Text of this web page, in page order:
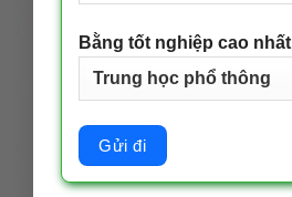
Bằng tốt nghiệp cao nhất